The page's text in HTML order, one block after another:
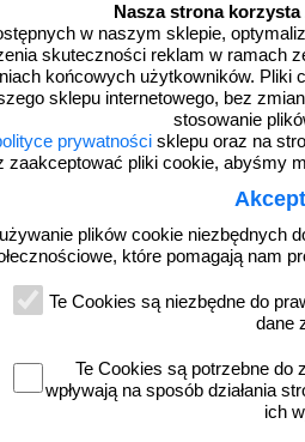
Nasza strona
w naszym sklepie,
skuteczności reklam w
końcowych użytkowników.
sklepu internetowego, bez
stosowanie
prywatności sklepu oraz na
pliki cookie, abyśmy
plików cookie niezbędnych
które pomagają nam
Te Cookies są niezbędne do
dane
Te Cookies są potrzebne do
wpływają na sposób działania
ich
antypoślizgowa samoprzylepna na
2,5/5/10/15 cm x 18m - czarna
49,00 zł netto
do koszyka